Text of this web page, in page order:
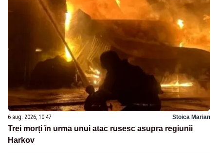
6 aug. 2026, 10:47 Stoica Marian
Trei morți în urma unui atac rusesc asupra regiunii
Harkov